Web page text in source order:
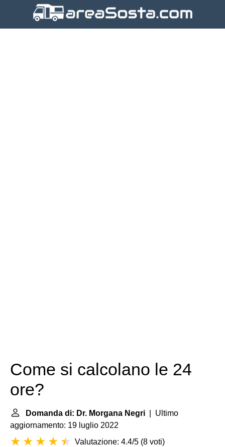
Come si calcolano le 24
ore?
Domanda di: Dr. Morgana Negri | Ultimo
aggiornamento: 19 luglio 2022
Valutazione: 4.4/5 (8 voti)